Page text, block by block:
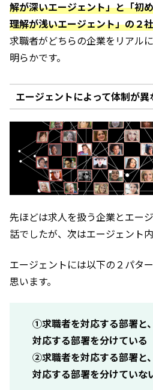
解が深いエージェント」と「初
理解が浅いエージェント」の２
求職者がどちらの企業をリアル
明らかです。
エージェントによって体制が異
先ほどは求人を扱う企業とエー
話でしたが、次はエージェント内
エージェントには以下の２パタ
思います。
①求職者を対応する部署と
対応する部署を分けている
②求職者を対応する部署と
対応する部署を分けていな